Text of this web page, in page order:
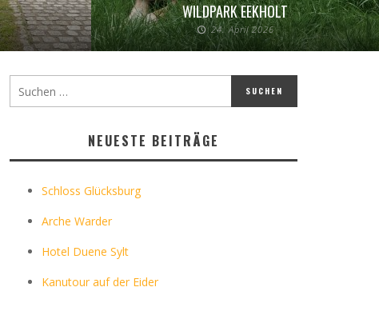
WILDPARK EEKHOLT
24. April 2026
NEUESTE BEITRÄGE
Schloss Glücksburg
Arche Warder
Hotel Duene Sylt
Kanutour auf der Eider